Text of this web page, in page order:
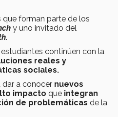
que forman parte de los
y uno invitado del
continúen con la
reales y
sociales.
a conocer nuevos
impacto que integran
de problemáticas de la